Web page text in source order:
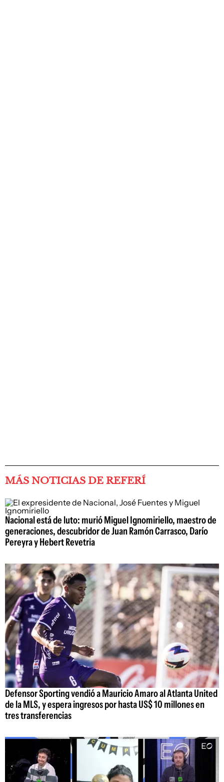
MÁS NOTICIAS DE REFERÍ
Nacional está de luto: murió Miguel Ignomiriello, maestro de
generaciones, descubridor de Juan Ramón Carrasco, Darío
Pereyra y Hebert Revetria
Defensor Sporting vendió a Mauricio Amaro al Atlanta United
de la MLS, y espera ingresos por hasta US$ 10 millones en
tres transferencias